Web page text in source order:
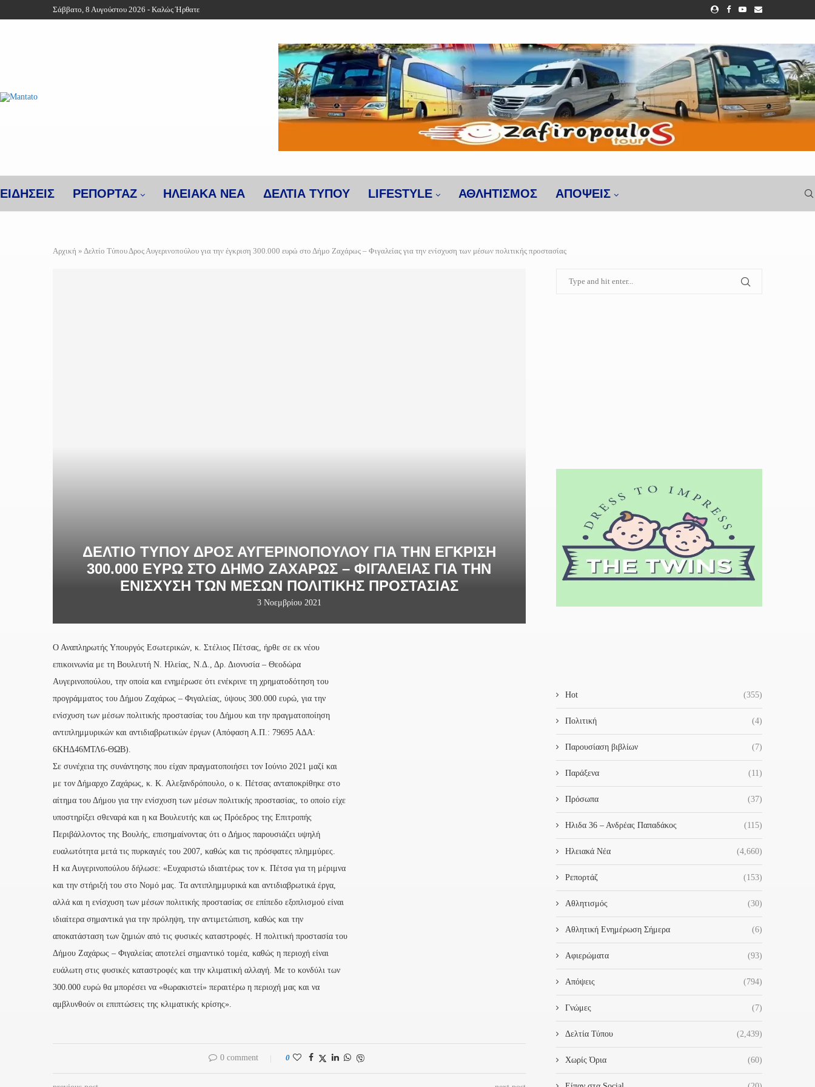
Σάββατο, 8 Αυγούστου 2026 - Καλώς Ήρθατε
ΕΙΔΗΣΕΙΣ ΡΕΠΟΡΤΑΖ ΗΛΕΙΑΚΑ ΝΕΑ ΔΕΛΤΙΑ ΤΥΠΟΥ LIFESTYLE ΑΘΛΗΤΙΣΜΌΣ ΑΠΌΨΕΙΣ
Αρχική » Δελτίο Τύπου Δρος Αυγερινοπούλου για την έγκριση 300.000 ευρώ στο Δήμο Ζαχάρως – Φιγαλείας για την ενίσχυση των μέσων πολιτικής προστασίας
ΔΕΛΤΊΟ ΤΎΠΟΥ ΔΡΟΣ ΑΥΓΕΡΙΝΟΠΟΎΛΟΥ ΓΙΑ ΤΗΝ ΈΓΚΡΙΣΗ
300.000 ΕΥΡΏ ΣΤΟ ΔΉΜΟ ΖΑΧΆΡΩΣ – ΦΙΓΑΛΕΊΑΣ ΓΙΑ ΤΗΝ
ΕΝΊΣΧΥΣΗ ΤΩΝ ΜΈΣΩΝ ΠΟΛΙΤΙΚΉΣ ΠΡΟΣΤΑΣΊΑΣ
3 Νοεμβρίου 2021
Ο Αναπληρωτής Υπουργός Εσωτερικών, κ. Στέλιος Πέτσας, ήρθε σε εκ νέου
επικοινωνία με τη Βουλευτή Ν. Ηλείας, Ν.Δ., Δρ. Διονυσία – Θεοδώρα
Αυγερινοπούλου, την οποία και ενημέρωσε ότι ενέκρινε τη χρηματοδότηση του
προγράμματος του Δήμου Ζαχάρως – Φιγαλείας, ύψους 300.000 ευρώ, για την
ενίσχυση των μέσων πολιτικής προστασίας του Δήμου και την πραγματοποίηση
αντιπλημμυρικών και αντιδιαβρωτικών έργων (Απόφαση Α.Π.: 79695 ΑΔΑ:
6ΚΗΔ46ΜΤΛ6-ΘΩΒ).
Σε συνέχεια της συνάντησης που είχαν πραγματοποιήσει τον Ιούνιο 2021 μαζί και
με τον Δήμαρχο Ζαχάρως, κ. Κ. Αλεξανδρόπουλο, ο κ. Πέτσας ανταποκρίθηκε στο
αίτημα του Δήμου για την ενίσχυση των μέσων πολιτικής προστασίας, το οποίο είχε
υποστηρίξει σθεναρά και η κα Βουλευτής και ως Πρόεδρος της Επιτροπής
Περιβάλλοντος της Βουλής, επισημαίνοντας ότι ο Δήμος παρουσιάζει υψηλή
ευαλωτότητα μετά τις πυρκαγιές του 2007, καθώς και τις πρόσφατες πλημμύρες.
Η κα Αυγερινοπούλου δήλωσε: «Ευχαριστώ ιδιαιτέρως τον κ. Πέτσα για τη μέριμνα
και την στήριξή του στο Νομό μας. Τα αντιπλημμυρικά και αντιδιαβρωτικά έργα,
αλλά και η ενίσχυση των μέσων πολιτικής προστασίας σε επίπεδο εξοπλισμού είναι
ιδιαίτερα σημαντικά για την πρόληψη, την αντιμετώπιση, καθώς και την
αποκατάσταση των ζημιών από τις φυσικές καταστροφές. Η πολιτική προστασία του
Δήμου Ζαχάρως – Φιγαλείας αποτελεί σημαντικό τομέα, καθώς η περιοχή είναι
ευάλωτη στις φυσικές καταστροφές και την κλιματική αλλαγή. Με το κονδύλι των
300.000 ευρώ θα μπορέσει να «θωρακιστεί» περαιτέρω η περιοχή μας και να
αμβλυνθούν οι επιπτώσεις της κλιματικής κρίσης».
0 comment 0
Hot (355)
Πολιτική (4)
Παρουσίαση βιβλίων (7)
Παράξενα (11)
Πρόσωπα (37)
Ηλιδα 36 – Ανδρέας Παπαδάκος (115)
Ηλειακά Νέα (4,660)
Ρεπορτάζ (153)
Αθλητισμός (30)
Αθλητική Ενημέρωση Σήμερα (6)
Αφιερώματα (93)
Απόψεις (794)
Γνώμες (7)
Δελτία Τύπου (2,439)
Χωρίς Όρια (60)